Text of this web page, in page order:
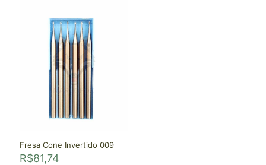
Fresa Cone Invertido 009
R$81,74